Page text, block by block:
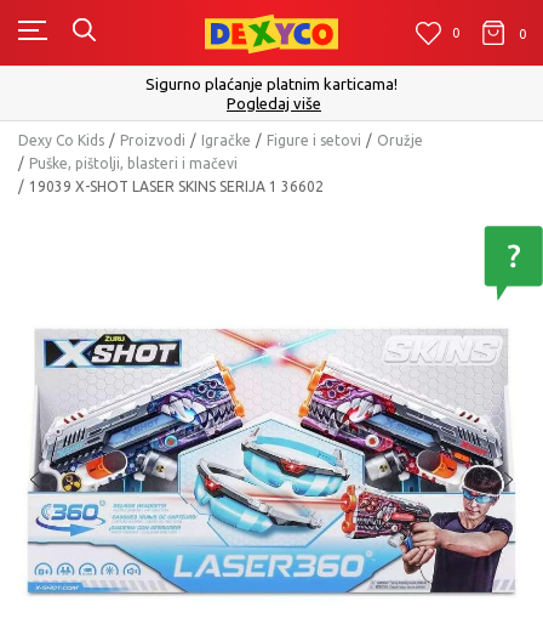
0 0
Sigurno plaćanje platnim karticama!
Pogledaj više
Dexy Co Kids Proizvodi Igračke Figure i setovi
Oružje
Puške, pištolji, blasteri i mačevi
19039 X-SHOT LASER SKINS SERIJA 1 36602